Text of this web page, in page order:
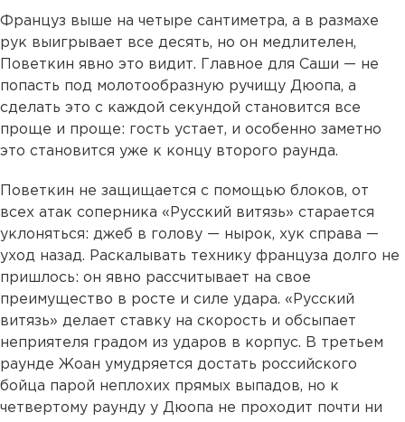
Француз выше на четыре сантиметра, а в размахе
рук выигрывает все десять, но он медлителен,
Поветкин явно это видит. Главное для Саши — не
попасть под молотообразную ручищу Дюопа, а
сделать это с каждой секундой становится все
проще и проще: гость устает, и особенно заметно
это становится уже к концу второго раунда.
Поветкин не защищается с помощью блоков, от
всех атак соперника «Русский витязь» старается
уклоняться: джеб в голову — нырок, хук справа —
уход назад. Раскалывать технику француза долго не
пришлось: он явно рассчитывает на свое
преимущество в росте и силе удара. «Русский
витязь» делает ставку на скорость и обсыпает
неприятеля градом из ударов в корпус. В третьем
раунде Жоан умудряется достать российского
бойца парой неплохих прямых выпадов, но к
четвертому раунду у Дюопа не проходит почти ни